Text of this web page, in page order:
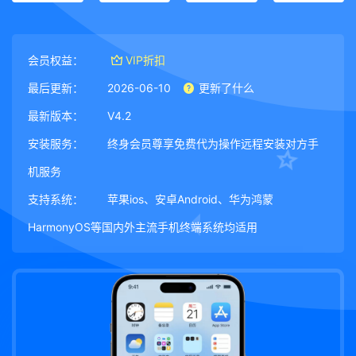
会员权益： VIP折扣
最后更新： 2026-06-10 更新了什么
最新版本： V4.2
安装服务： 终身会员尊享免费代为操作远程安装对方手
机服务
支持系统： 苹果ios、安卓Android、华为鸿蒙
HarmonyOS等国内外主流手机终端系统均适用